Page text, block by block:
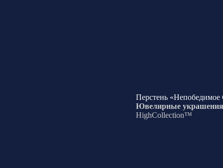
Перстень «Непобедимое
Ювелирные украшения
HighCollection™